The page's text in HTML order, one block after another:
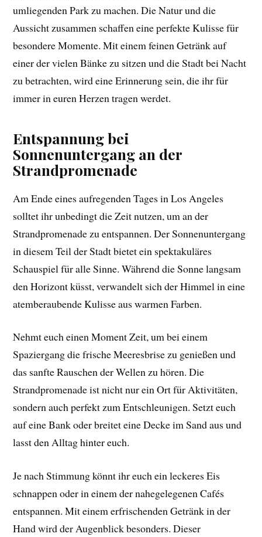
umliegenden Park zu machen. Die Natur und die
Aussicht zusammen schaffen eine perfekte Kulisse für
besondere Momente. Mit einem feinen Getränk auf
einer der vielen Bänke zu sitzen und die Stadt bei Nacht
zu betrachten, wird eine Erinnerung sein, die ihr für
immer in euren Herzen tragen werdet.
Entspannung bei
Sonnenuntergang an der
Strandpromenade
Am Ende eines aufregenden Tages in Los Angeles
solltet ihr unbedingt die Zeit nutzen, um an der
Strandpromenade zu entspannen. Der Sonnenuntergang
in diesem Teil der Stadt bietet ein spektakuläres
Schauspiel für alle Sinne. Während die Sonne langsam
den Horizont küsst, verwandelt sich der Himmel in eine
atemberaubende Kulisse aus warmen Farben.
Nehmt euch einen Moment Zeit, um bei einem
Spaziergang die frische Meeresbrise zu genießen und
das sanfte Rauschen der Wellen zu hören. Die
Strandpromenade ist nicht nur ein Ort für Aktivitäten,
sondern auch perfekt zum Entschleunigen. Setzt euch
auf eine Bank oder breitet eine Decke im Sand aus und
lasst den Alltag hinter euch.
Je nach Stimmung könnt ihr euch ein leckeres Eis
schnappen oder in einem der nahegelegenen Cafés
entspannen. Mit einem erfrischenden Getränk in der
Hand wird der Augenblick besonders. Dieser